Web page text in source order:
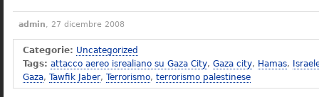
admin, 27 dicembre 2008
Categorie: Uncategorized
Tags: attacco aereo isrealiano su Gaza City, Gaza city, Hamas,
Gaza, Tawfik Jaber, Terrorismo, terrorismo palestinese